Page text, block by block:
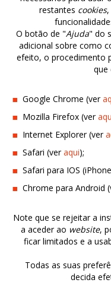
restantes cookies,
O botão de "Ajuda" do
adicional sobre como
efeito, o procedimento
que
Google Chrome (ver
Mozilla Firefox (ver
Internet Explorer (ver
Safari (veraqui);
Safari para IOS
Chrome para Android
Note que se rejeitar a
a aceder ao website,
ficar limitados e a
Todas as suas
decida